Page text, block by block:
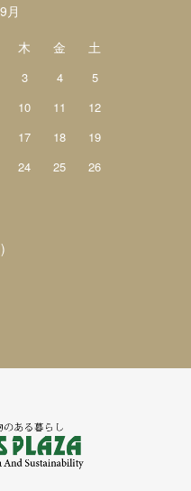
月
木 金 土
3 4
5
10 11
12
17 18
19
24 25
26